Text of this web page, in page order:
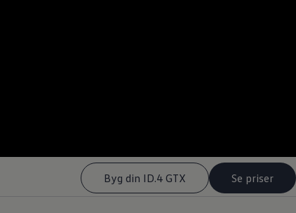
Byg din ID.4 GTX
Se priser